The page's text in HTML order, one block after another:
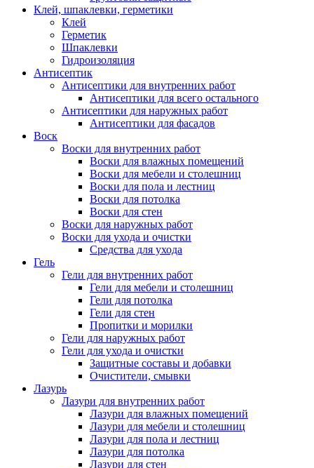
Клей, шпаклевки, герметики
Клей
Герметик
Шпаклевки
Гидроизоляция
Антисептик
Антисептики для внутренних работ
Антисептики для всего остального
Антисептики для наружных работ
Антисептики для фасадов
Воск
Воски для внутренних работ
Воски для влажных помещений
Воски для мебели и столешниц
Воски для пола и лестниц
Воски для потолка
Воски для стен
Воски для наружных работ
Воски для ухода и очистки
Средства для ухода
Гель
Гели для внутренних работ
Гели для мебели и столешниц
Гели для потолка
Гели для стен
Пропитки и морилки
Гели для наружных работ
Гели для ухода и очистки
Защитные составы и добавки
Очистители, смывки
Лазурь
Лазури для внутренних работ
Лазури для влажных помещений
Лазури для мебели и столешниц
Лазури для пола и лестниц
Лазури для потолка
Лазури для стен